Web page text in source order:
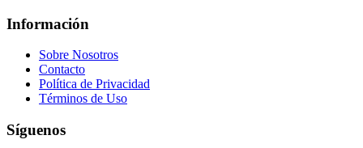
Información
Sobre Nosotros
Contacto
Política de Privacidad
Términos de Uso
Síguenos